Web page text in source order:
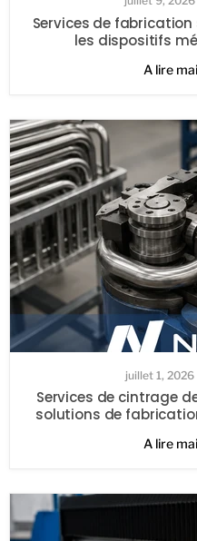
Services de
les dispositifs
A lire
juillet 1, 2026
Services de cintrage
solutions de
A lire